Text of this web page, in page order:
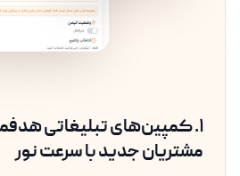
۱. کمپین‌های تبلیغاتی
مشتریان جدید با سرعت نور